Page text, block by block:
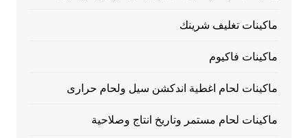
ماكينات تغليف شرينك
ماكينات فاكيوم
ماكينات لحام اغطية اندكشن سيل ولحام حرارى
ماكينات لحام مستمر وتاريخ انتاج وصلاحية